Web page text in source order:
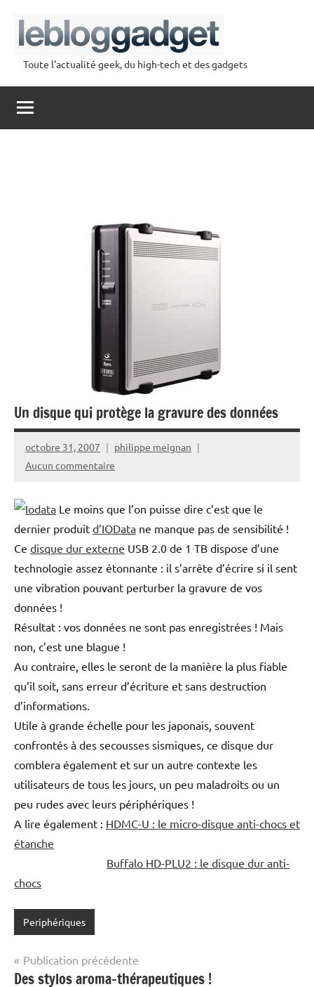
contenu
lebloggadget
Toute l'actualité geek, du high-tech et des gadgets
Un disque qui protège la gravure des données
octobre 31, 2007
philippe meignan
Aucun commentaire
Le moins que l’on puisse dire c’est que le
dernier produit d’IOData ne manque pas de sensibilité !
Ce disque dur externe USB 2.0 de 1 TB dispose d’une
technologie assez étonnante : il s’arrête d’écrire si il sent
une vibration pouvant perturber la gravure de vos
données !
Résultat : vos données ne sont pas enregistrées ! Mais
non, c’est une blague !
Au contraire, elles le seront de la manière la plus fiable
qu’il soit, sans erreur d’écriture et sans destruction
d’informations.
Utile à grande échelle pour les japonais, souvent
confrontés à des secousses sismiques, ce disque dur
comblera également et sur un autre contexte les
utilisateurs de tous les jours, un peu maladroits ou un
peu rudes avec leurs périphériques !
A lire également : HDMC-U : le micro-disque anti-chocs et
étanche
Buffalo HD-PLU2 : le disque dur anti-
chocs
Periphériques
Navigation
Publication précédente
Des stylos aroma-thérapeutiques !